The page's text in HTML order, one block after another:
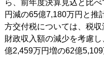
ら、前年度決算見込と比
円減の65億7,180万円と推
方交付税については、税
財政収入額の減少を考慮
億2,459万円増の62億